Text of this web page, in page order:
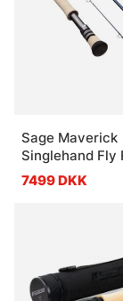
Sage Maverick
Singlehand Fly
7499 DKK